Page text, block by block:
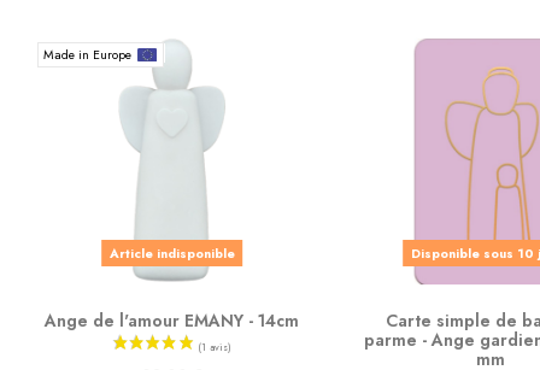
Made in Europe
Article indisponible
Ange de l'amour EMANY - 14cm
Disponible sous 10
Carte simple de
parme - Ange
mm